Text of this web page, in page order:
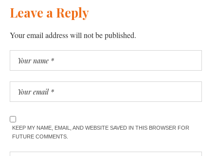
Leave a Reply
Your email address will not be published.
KEEP MY NAME, EMAIL, AND WEBSITE SAVED IN THIS BROWSER FOR
FUTURE COMMENTS.